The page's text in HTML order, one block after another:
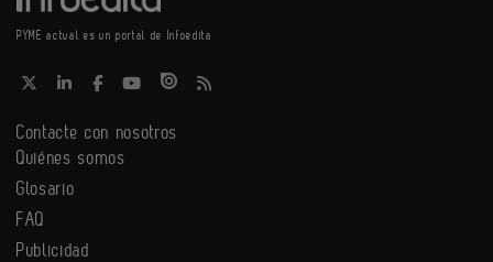
PYME actual es un portal de Infoedita
Contacte con nosotros
Quiénes somos
Glosario
FAQ
Publicidad